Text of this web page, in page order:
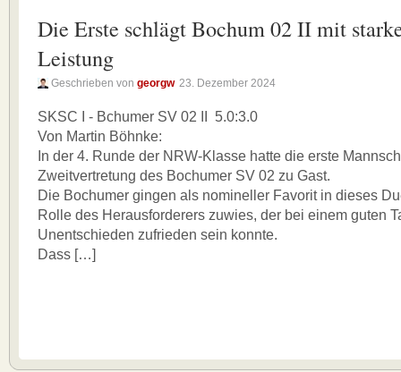
Die Erste schlägt Bochum 02 II mit
Leistung
Geschrieben von georgw 23. Dezember 2024
SKSC I - Bchumer SV 02 II 5.0:3.0
Von Martin Böhnke:
In der 4. Runde der NRW-Klasse hatte die erste
Zweitvertretung des Bochumer SV 02 zu Gast.
Die Bochumer gingen als nomineller Favorit in dieses
Rolle des Herausforderers zuwies, der bei einem guten
Unentschieden zufrieden sein konnte.
Dass […]